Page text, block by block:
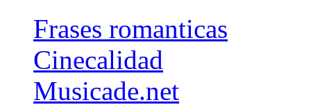
Frases romanticas
Cinecalidad
Musicade.net